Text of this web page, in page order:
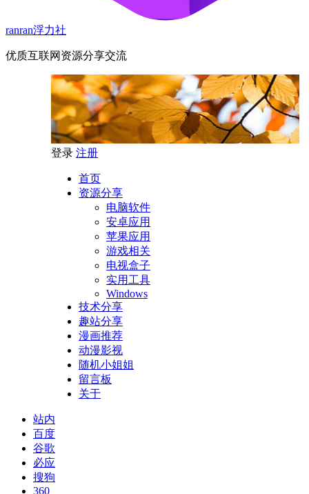
ranran浮力社
优质互联网资源分享交流
登录 注册
首页
资源分享
电脑软件
安卓应用
苹果应用
游戏相关
电视盒子
实用工具
Windows
技术分享
趣站分享
漫画推荐
动漫影视
随机小姐姐
留言板
关于
站内
百度
谷歌
必应
搜狗
360